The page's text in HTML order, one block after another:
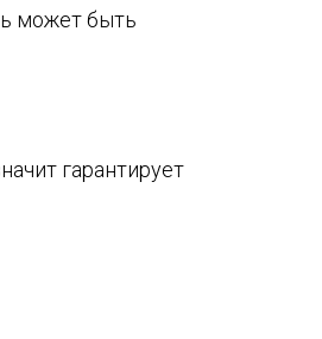
может быть
гарантирует